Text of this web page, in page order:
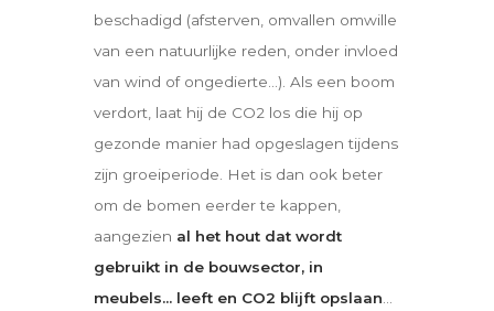
beschadigd (afsterven, omvallen omwille
van een natuurlijke reden, onder invloed
van wind of ongedierte…). Als een boom
verdort, laat hij de CO2 los die hij op
gezonde manier had opgeslagen tijdens
zijn groeiperiode. Het is dan ook beter
om de bomen eerder te kappen,
aangezien al het hout dat wordt
gebruikt in de bouwsector, in
meubels… leeft en CO2 blijft opslaan…